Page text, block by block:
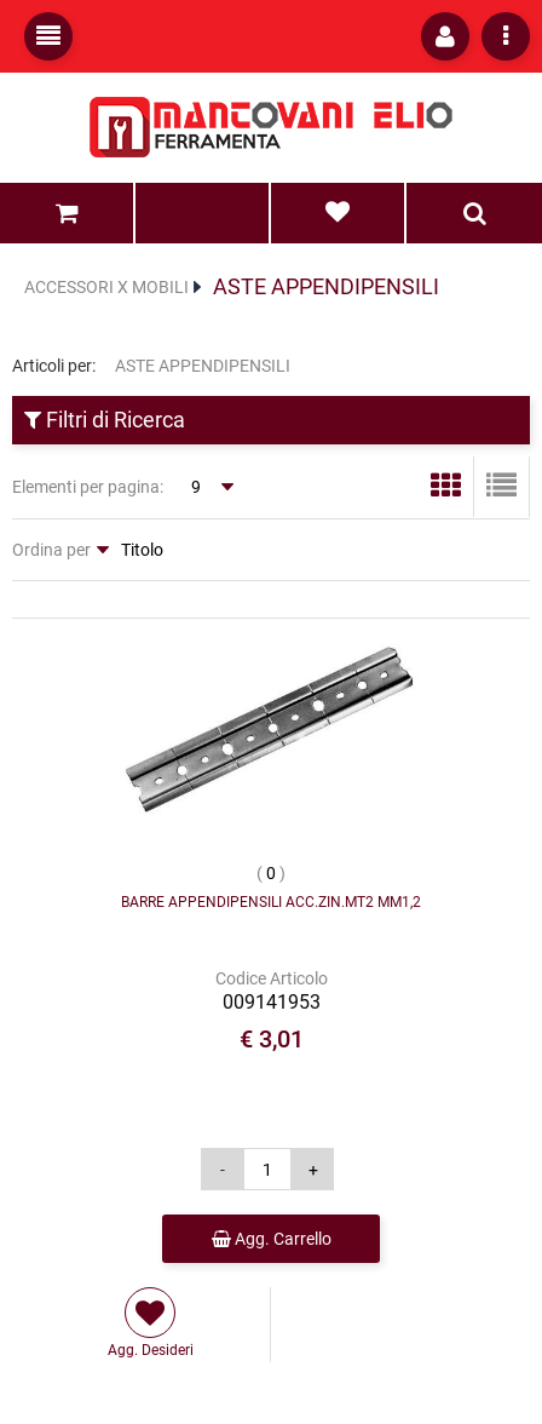
ACCESSORI X MOBILI ASTE APPENDIPENSILI
Articoli per: ASTE APPENDIPENSILI
Filtri di Ricerca
Elementi per pagina:
Ordina per
(0 )
BARRE APPENDIPENSILI ACC.ZIN.MT2 MM1,2
Codice Articolo
009141953
€ 3,01
Agg. Carrello
Agg. Desideri